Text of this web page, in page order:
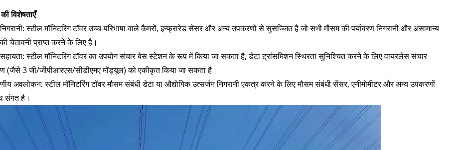
विशेषताएँ
निगरानी: स्टील मॉनिटरिंग टॉवर उच्च-परिभाषा वाले कैमरों, इन्फ्रारेड सेंसर और अन्य उपकरणों से सुसज्जित है जो सभी मौसम की पर्यावरण निगरानी और असामान्य
चेतावनी प्राप्त करने के लिए है।
स्टील मॉनिटरिंग टॉवर का उपयोग संचार बेस स्टेशन के रूप में किया जा सकता है, डेटा ट्रांसमिशन स्थिरता सुनिश्चित करने के लिए वायरलेस संचार
(जैसे 3 जी/जीपीआरएस/सीडीएमए मॉड्यूल) को एकीकृत किया जा सकता है।
अवलोकन: स्टील मॉनिटरिंग टॉवर मौसम संबंधी डेटा या औद्योगिक उत्सर्जन निगरानी एकत्र करने के लिए मौसम संबंधी सेंसर, एनीमोमीटर और अन्य उपकरणों
संगत है।